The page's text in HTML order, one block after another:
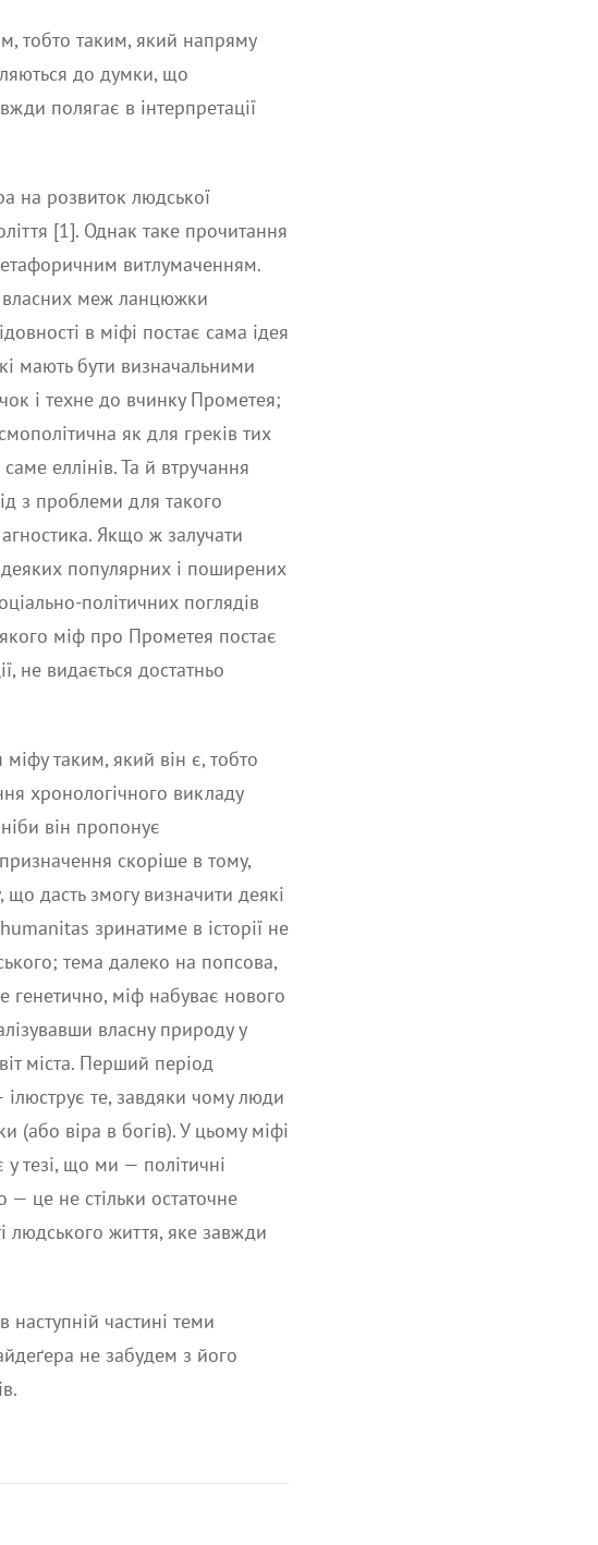
тобто таким, який напряму
до думки, що
полягає в інтерпретації
на розвиток людської
[1]. Однак таке прочитання
витлумаченням.
власних меж ланцюжки
в міфі постає сама ідея
мають бути визначальними
і техне до вчинку Прометея;
як для греків тих
еллінів. Та й втручання
з проблеми для такого
Якщо ж залучати
популярних і поширених
політичних поглядів
міф про Прометея постає
не видається достатньо
таким, який він є, тобто
хронологічного викладу
він пропонує
скоріше в тому,
дасть змогу визначити деякі
зринатиме в історії не
тема далеко на попсова,
генетично, міф набуває нового
власну природу у
міста. Перший період
те, завдяки чому люди
(або віра в богів). У цьому міфі
тезі, що ми — політичні
— це не стільки остаточне
людського життя, яке завжди
частині теми
не забудем з його